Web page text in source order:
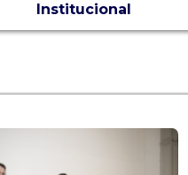
Institucional